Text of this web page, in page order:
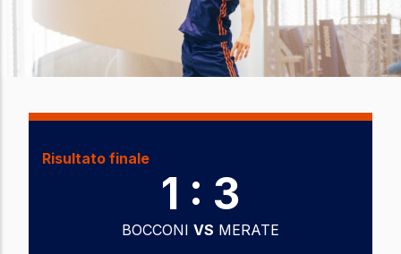
Risultato finale
1 : 3
BOCCONI VS MERATE